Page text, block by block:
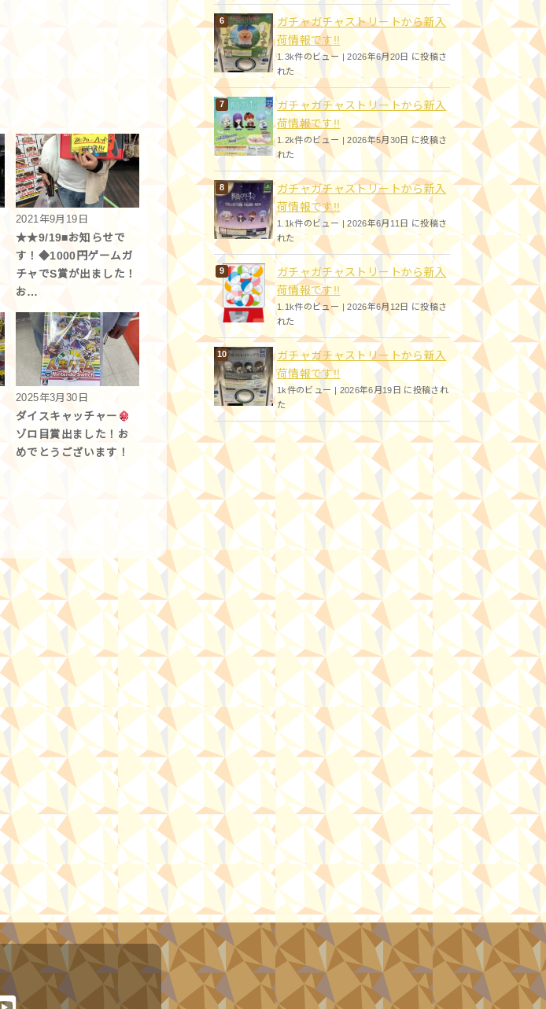
2021年9月19日
★★9/19■お知らせで
す！◆1000円ゲームガ
チャでS賞が出ました！
お…
2025年3月30日
ダイスキャッチャー
ゾロ目賞出ました！お
めでとうございます！
ガチャガチャストリートから新入
荷情報です!!
1.3k件のビュー|2026年6月20日 に投稿さ
れた
ガチャガチャストリートから新入
荷情報です!!
1.2k件のビュー |2026年5月30日 に投稿さ
れた
ガチャガチャストリートから新入
荷情報です!!
1.1k件のビュー|2026年6月11日 に投稿さ
れた
ガチャガチャストリートから新入
荷情報です!!
1.1k件のビュー |2026年6月12日 に投稿さ
れた
ガチャガチャストリートから新入
荷情報です!!
1k件のビュー |2026年6月19日 に投稿され
た